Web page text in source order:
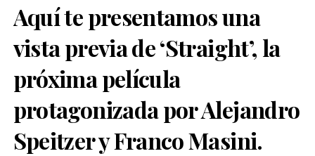
Aquí te presentamos una
vista previa de ‘Straight’, la
próxima película
protagonizada por Alejandro
Speitzer y Franco Masini.